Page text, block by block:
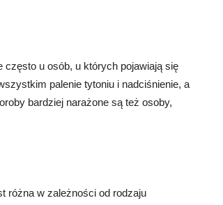
u osób, u których pojawiają się
palenie tytoniu i nadciśnienie, a
bardziej narażone są też osoby,
różna w zależności od rodzaju